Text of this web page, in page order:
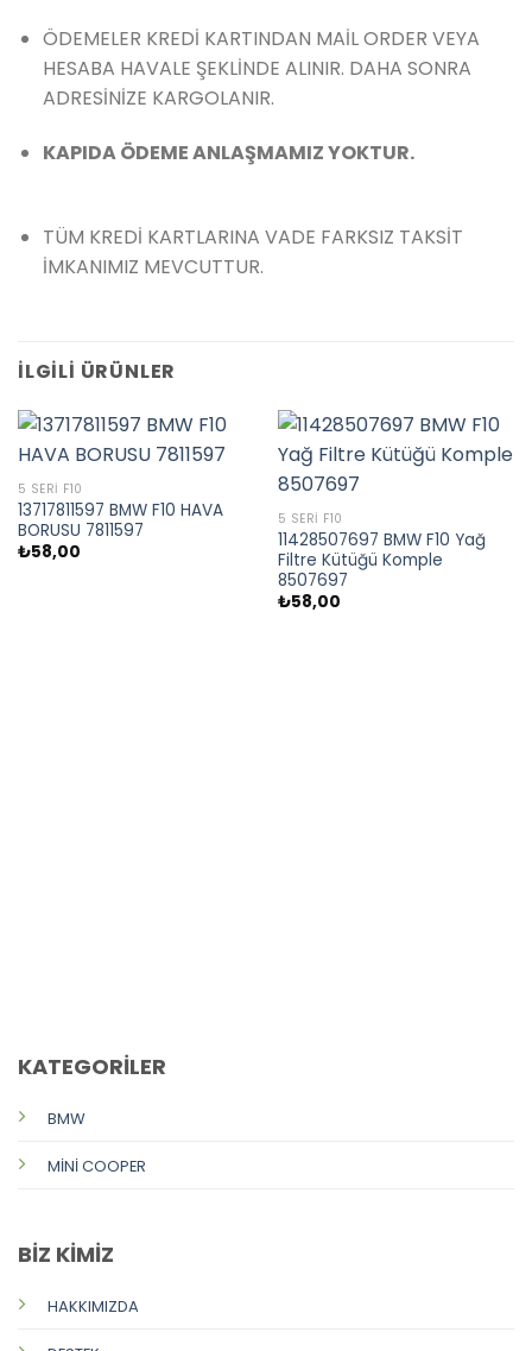
ÖDEMELER KREDİ KARTINDAN MAİL ORDER VEYA
HESABA HAVALE ŞEKLİNDE ALINIR. DAHA SONRA
ADRESİNİZE KARGOLANIR.
KAPIDA ÖDEME ANLAŞMAMIZ YOKTUR.
TÜM KREDİ KARTLARINA VADE FARKSIZ TAKSİT
İMKANIMIZ MEVCUTTUR.
İLGILI ÜRÜNLER
5 SERI F10
13717811597 BMW F10 HAVA
BORUSU 7811597
₺58,00
5 SERI F10
11428507697 BMW F10 Yağ
Filtre Kütüğü Komple
8507697
₺58,00
KATEGORİLER
BMW
MİNİ COOPER
BİZ KİMİZ
HAKKIMIZDA